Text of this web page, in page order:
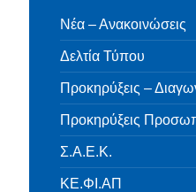
Νέα – Ανακοινώσεις
Δελτία Τύπου
Προκηρύξεις –
Προκηρύξεις
Σ.Α.Ε.Κ.
ΚΕ.ΦΙ.ΑΠ